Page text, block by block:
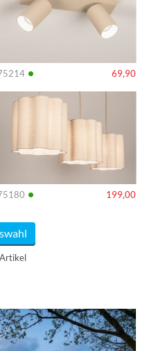
• 69,90
• 199,00